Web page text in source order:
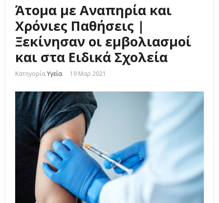
Άτομα με Αναπηρία και
Χρόνιες Παθήσεις |
Ξεκίνησαν οι εμβολιασμοί
και στα Ειδικά Σχολεία
ΚατηγορίαΥγεία 19 Μαρ 2021